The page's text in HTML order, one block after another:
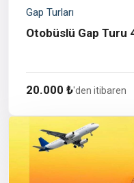
Gap Turları
Otobüslü Gap Turu
20.000 ₺'den itibaren